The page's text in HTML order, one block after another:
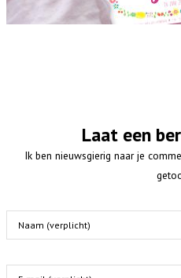
Laat een
Ik ben nieuwsgierig naar je